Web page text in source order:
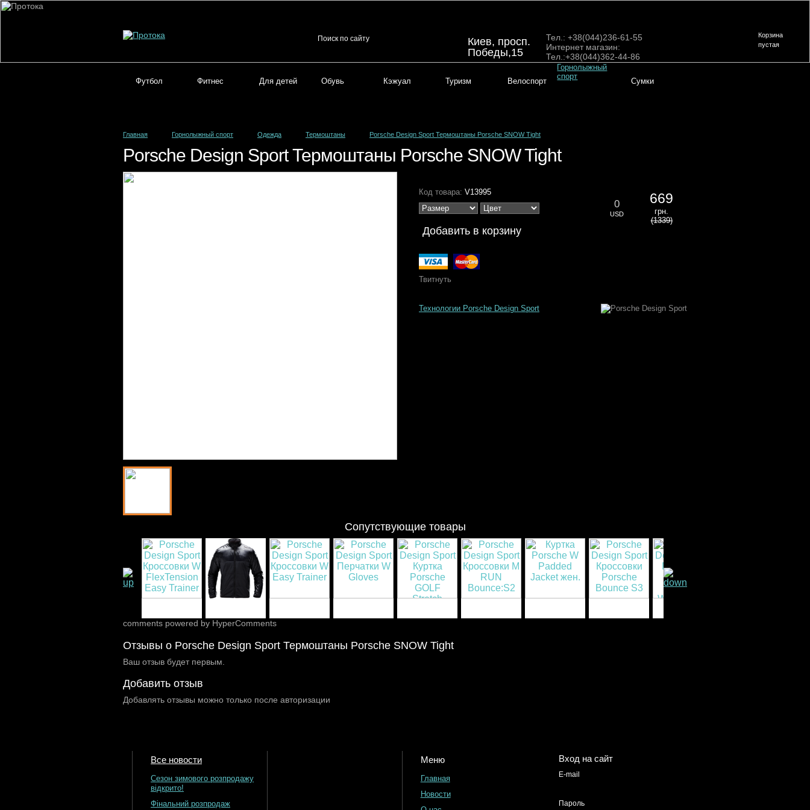
Футбол Фитнес Для детей Обувь Кэжуал Туризм Велоспорт
Горнолыжный
спорт
Сумки
Главная Горнолыжный спорт Одежда Термоштаны Porsche Design Sport Термоштаны Porsche SNOW Tight
Porsche Design Sport Термоштаны Porsche SNOW Tight
Код товара: V13995
0
USD
669
грн.
(1339)
Твитнуть
Технологии Porsche Design Sport
Сопутствующие товары
comments powered by HyperComments
Отзывы о Porsche Design Sport Термоштаны Porsche SNOW Tight
Ваш отзыв будет первым.
Добавить отзыв
Добавлять отзывы можно только после авторизации
Все новости
Сезон зимового розпродажу
відкрито!
Фінальний розпродаж
Меню
Главная
Новости
Вход на сайт
E-mail
Пароль
Киев, просп.
Победы,15
Тел.: +38(044)236-61-55
Интернет магазин:
Тел.:+38(044)362-44-86
Корзина
пустая